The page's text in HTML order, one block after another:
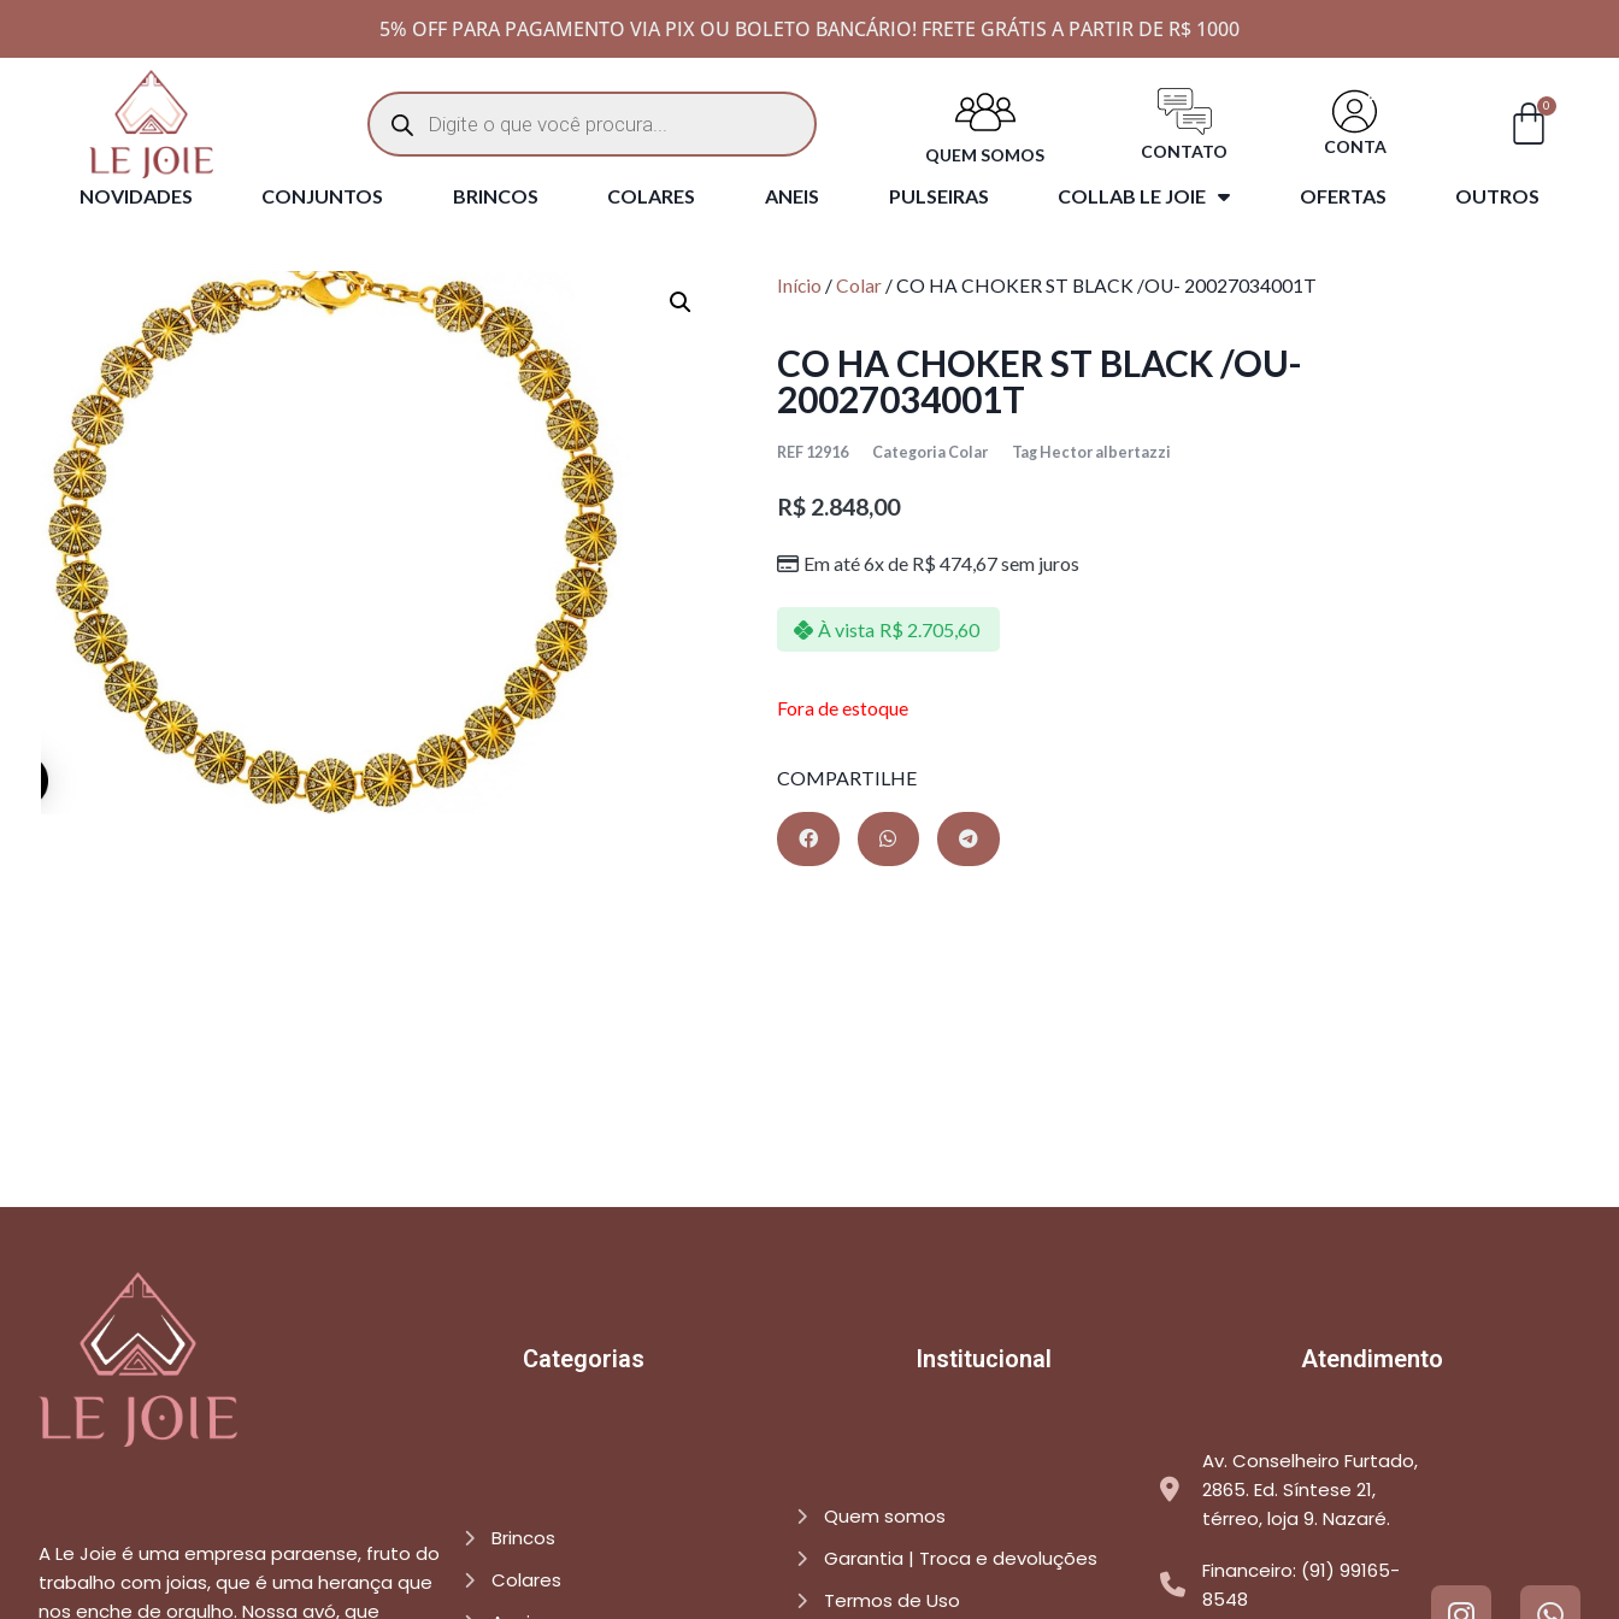
5% OFF PARA PAGAMENTO VIA PIX OU BOLETO BANCÁRIO! FRETE GRÁTIS A PARTIR DE R$ 1000
QUEM SOMOS CONTATO CONTA
0
NOVIDADES CONJUNTOS BRINCOS COLARES ANEIS PULSEIRAS COLLAB LE JOIE OFERTAS OUTROS
Início /Colar / CO HA CHOKER ST BLACK /OU- 20027034001T
CO HA CHOKER ST BLACK /OU-
20027034001T
REF 12916 Categoria Colar Tag Hector albertazzi
R$ 2.848,00
Em até 6x de R$ 474,67sem juros
À vista R$ 2.705,60
Fora de estoque
COMPARTILHE
Categorias Institucional Atendimento
A Le Joie é uma empresa paraense, fruto do
trabalho com joias, que é uma herança que
nos enche de orgulho. Nossa avó, que
Brincos
Colares
Quem somos
Garantia | Troca e devoluções
Termos de Uso
Av. Conselheiro Furtado,
2865. Ed. Síntese 21,
térreo, loja 9. Nazaré.
Financeiro: (91) 99165-
8548